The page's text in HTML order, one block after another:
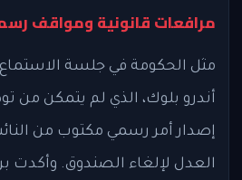
مرافعات قانونية ومواقف
مثل الحكومة في جلسة
أندرو بلوك، الذي لم يتمكن
إصدار أمر رسمي مكتوب من
العدل لإلغاء الصندوق. وأكدت